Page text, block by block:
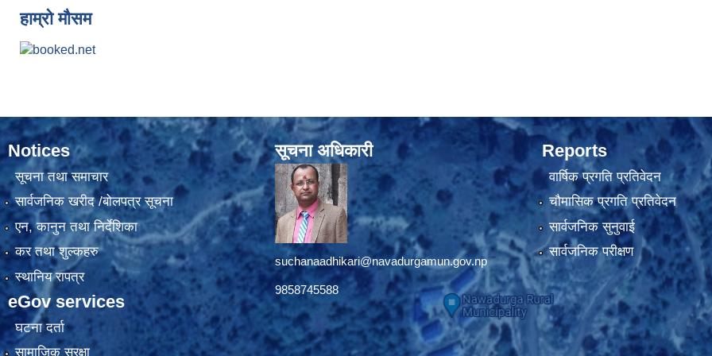
हाम्रो मौसम
Notices
सूचना तथा समाचार
सार्वजनिक खरीद /बोलपत्र सूचना
एन, कानुन तथा निर्देशिका
कर तथा शुल्कहरु
स्थानिय रापत्र
eGov services
घटना दर्ता
सामाजिक सुरक्षा
सूचना अधिकारी
suchanaadhikari@navadurgamun.gov.np
9858745588
Reports
वार्षिक प्रगति प्रतिवेदन
चौमासिक प्रगति प्रतिवेदन
सार्वजनिक सुनुवाई
सार्वजनिक परीक्षण